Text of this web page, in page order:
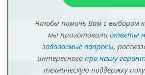
Чтобы помочь Вам с выбором
мы приготовили ответы
задаваемые вопросы,
интересного про нашу
техническую поддержку